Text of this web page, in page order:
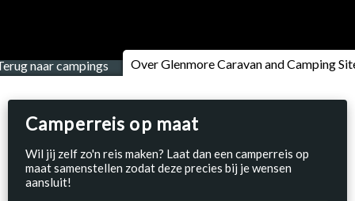
naar campings Over Glenmore Caravan and Camping
Camperreis op maat
Wil jij zelf zo'n reis maken? Laat dan een camperreis op
maat samenstellen zodat deze precies bij je wensen
aansluit!